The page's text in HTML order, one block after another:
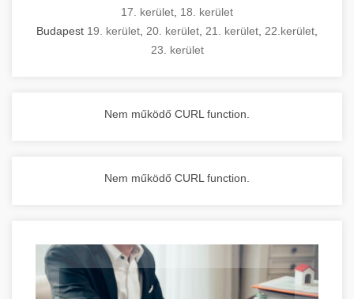
17. kerület 18. kerület
Budapest 19. kerület 20. kerület 21. kerület 22.kerület
23. kerület
Nem működő CURL function.
Nem működő CURL function.